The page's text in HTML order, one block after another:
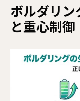
ボルダリ
と重心制御